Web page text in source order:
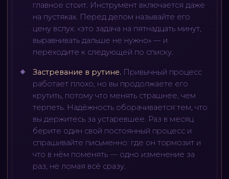
главное стоит. Инструмент включается даже
на пустяках. Перед делом называйте его
цену вслух: «это задача на пятнадцать минут,
выравнивать дальше не нужно» — и
переходите к следующей по списку.
Застревание в рутине. Привычный процесс
работает плохо, но вы продолжаете его
крутить, потому что менять страшнее, чем
терпеть. Надёжность оборачивается тем, что
вы держитесь за устаревшее. Раз в месяц
берите один свой постоянный процесс и
спрашивайте письменно: где он тормозит и
что в нём поменять — одно изменение за
раз, не ломая всё сразу.